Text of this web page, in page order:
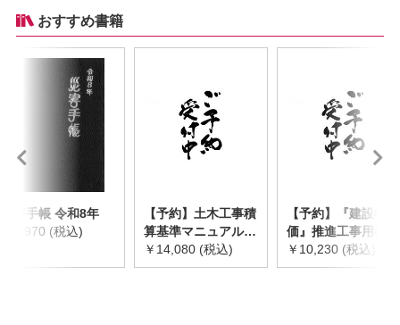
おすすめ書籍
災害手帳 令和8年
￥2,970 (税込)
【予約】土木工事積
算基準マニュアル
令和8年度版
※2026年8月下旬発
￥14,080 (税込)
【予約】『建設物
価』推進工事用機械
器具等基礎価格表
2026年度版
￥10,230 (税込)